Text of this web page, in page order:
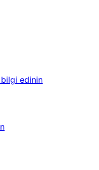
bilgi edinin